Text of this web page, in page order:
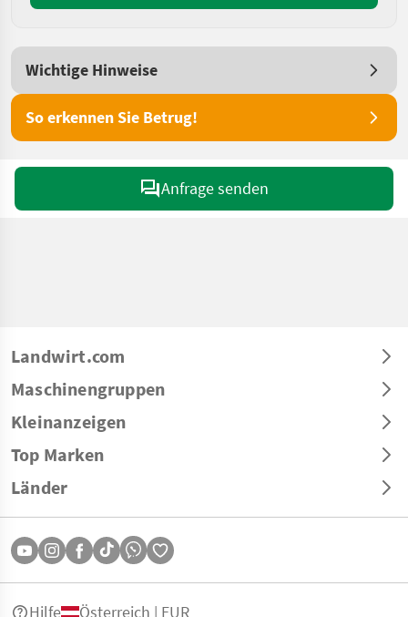
Wichtige Hinweise
So erkennen Sie Betrug!
Anfrage senden
Landwirt.com
Maschinengruppen
Kleinanzeigen
Top Marken
Länder
Hilfe Österreich | EUR